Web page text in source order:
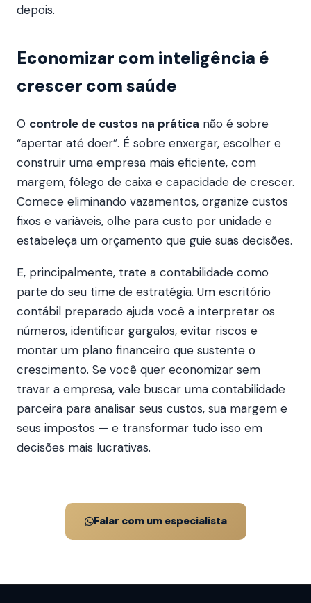
depois.
Economizar com inteligência é
crescer com saúde
O controle de custos na prática não é sobre
“apertar até doer”. É sobre enxergar, escolher e
construir uma empresa mais eficiente, com
margem, fôlego de caixa e capacidade de crescer.
Comece eliminando vazamentos, organize custos
fixos e variáveis, olhe para custo por unidade e
estabeleça um orçamento que guie suas decisões.
E, principalmente, trate a contabilidade como
parte do seu time de estratégia. Um escritório
contábil preparado ajuda você a interpretar os
números, identificar gargalos, evitar riscos e
montar um plano financeiro que sustente o
crescimento. Se você quer economizar sem
travar a empresa, vale buscar uma contabilidade
parceira para analisar seus custos, sua margem e
seus impostos — e transformar tudo isso em
decisões mais lucrativas.
Falar com um especialista